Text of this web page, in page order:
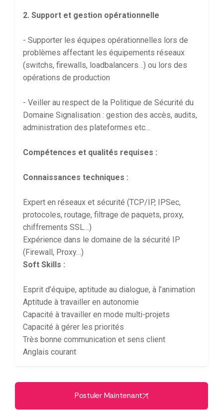
2. Support et gestion opérationnelle
- Supporter les équipes opérationnelles lors de
problèmes affectant les équipements réseaux
(switchs, firewalls, loadbalancers…) ou lors des
opérations de production
- Veiller au respect de la Politique de Sécurité du
Domaine Signalisation : gestion des accès, audits,
administration des plateformes etc…
Compétences et qualités requises :
Connaissances techniques :
Expert en réseaux et sécurité (TCP/IP, IPSec,
protocoles, routage, filtrage de paquets, proxy,
chiffrements SSL…)
Expérience dans le domaine de la sécurité IP
(Firewall, Proxy…)
Soft Skills :
Esprit d’équipe, aptitude au dialogue, à l’animation
Aptitude à travailler en autonomie
Capacité à travailler en mode multi-projets
Capacité à gérer les priorités
Très bonne communication et sens client
Anglais courant
Postuler Maintenant